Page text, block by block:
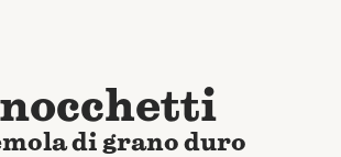
di grano duro